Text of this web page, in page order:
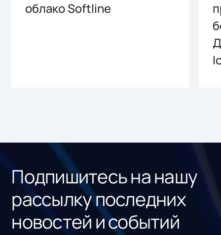
облако Softline
Подпишитесь на нашу
рассылку последних
новостей и событий